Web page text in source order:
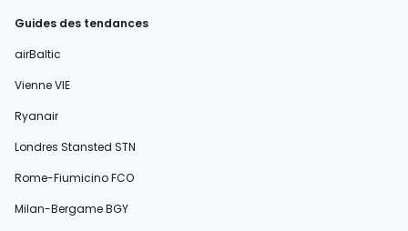
Guides des tendances
airBaltic
Vienne VIE
Ryanair
Londres Stansted STN
Rome-Fiumicino FCO
Milan-Bergame BGY